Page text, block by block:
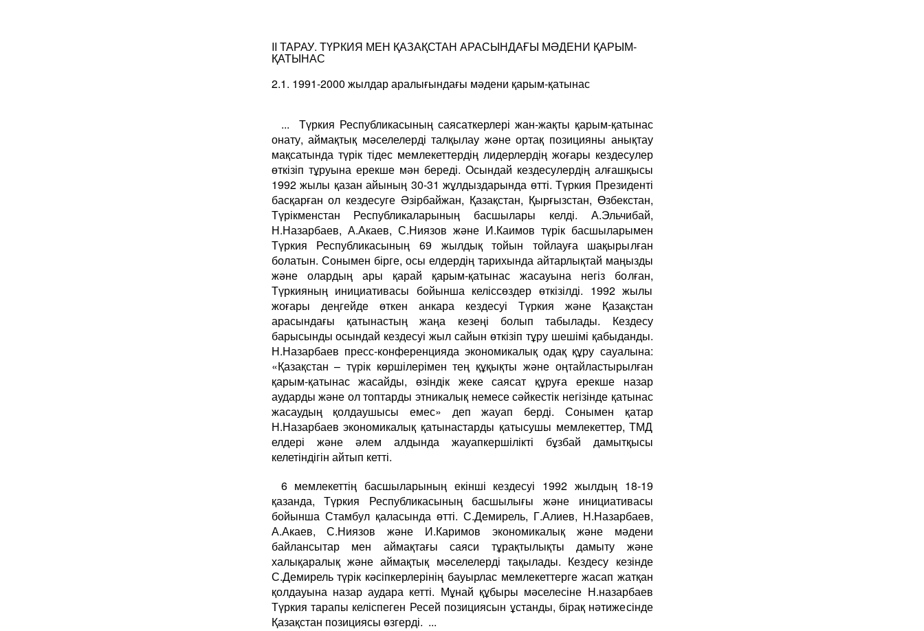
II ТАРАУ. ТҮРКИЯ МЕН ҚАЗАҚСТАН АРАСЫНДАҒЫ МӘДЕНИ ҚАРЫМ-
ҚАТЫНАС
2.1. 1991-2000 жылдар аралығындағы мәдени қарым-қатынас
... Түркия Республикасының саясаткерлері жан-жақты қарым-қатынас
онату, аймақтық мәселелерді талқылау және ортақ позицияны анықтау
мақсатында түрік тідес мемлекеттердің лидерлердің жоғары кездесулер
өткізіп тұруына ерекше мән береді. Осындай кездесулердің алғашқысы
1992 жылы қазан айының 30-31 жұлдыздарында өтті. Түркия Президенті
басқарған ол кездесуге Әзірбайжан, Қазақстан, Қырғызстан, Өзбекстан,
Түрікменстан Республикаларының басшылары келді. А.Эльчибай,
Н.Назарбаев, А.Акаев, С.Ниязов және И.Каимов түрік басшыларымен
Түркия Республикасының 69 жылдық тойын тойлауға шақырылған
болатын. Сонымен бірге, осы елдердің тарихында айтарлықтай маңызды
және олардың ары қарай қарым-қатынас жасауына негіз болған,
Түркияның инициативасы бойынша келіссөздер өткізілді. 1992 жылы
жоғары деңгейде өткен анкара кездесуі Түркия және Қазақстан
арасындағы қатынастың жаңа кезеңі болып табылады. Кездесу
барысынды осындай кездесуі жыл сайын өткізіп тұру шешімі қабыданды.
Н.Назарбаев пресс-конференцияда экономикалық одақ құру сауалына:
«Қазақстан – түрік көршілерімен тең құқықты және оңтайластырылған
қарым-қатынас жасайды, өзіндік жеке саясат құруға ерекше назар
аударды және ол топтарды этникалық немесе сәйкестік негізінде қатынас
жасаудың қолдаушысы емес» деп жауап берді. Сонымен қатар
Н.Назарбаев экономикалық қатынастарды қатысушы мемлекеттер, ТМД
елдері және әлем алдында жауапкершілікті бұзбай дамытқысы
келетіндігін айтып кетті.
6 мемлекеттің басшыларының екінші кездесуі 1992 жылдың 18-19
қазанда, Түркия Республикасының басшылығы және инициативасы
бойынша Стамбул қаласында өтті. С.Демирель, Г.Алиев, Н.Назарбаев,
А.Акаев, С.Ниязов және И.Каримов экономикалық және мәдени
байлансытар мен аймақтағы саяси тұрақтылықты дамыту және
халықаралық және аймақтық мәселелерді тақылады. Кездесу кезінде
С.Демирель түрік кәсіпкерлерінің бауырлас мемлекеттерге жасап жатқан
қолдауына назар аудара кетті. Мұнай құбыры мәселесіне Н.назарбаев
Түркия тарапы келіспеген Ресей позициясын ұстанды, бірақ нәтижесінде
Қазақстан позициясы өзгерді. ...